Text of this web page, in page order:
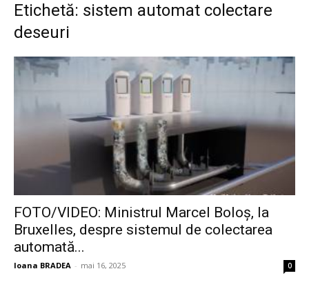
Etichetă: sistem automat colectare
deseuri
FOTO/VIDEO: Ministrul Marcel Boloș, la
Bruxelles, despre sistemul de colectarea
automată...
Ioana BRADEA - mai 16, 2025 0